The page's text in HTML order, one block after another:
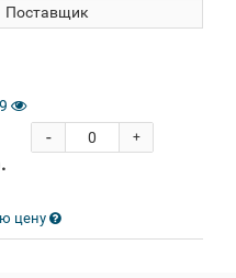
Поставщик
+
-
цену